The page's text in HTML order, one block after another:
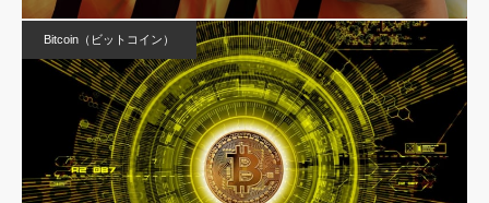
Bitcoin（ビットコイン）